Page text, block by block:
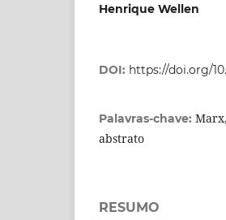
Henrique Wellen
DOI: https://doi.org/
Palavras-chave:
abstrato
RESUMO